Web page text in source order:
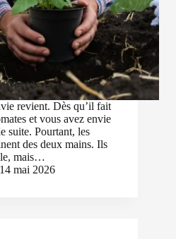
revient. Dès qu’il fait
et vous avez envie
suite. Pourtant, les
des deux mains. Ils
mais…
14 mai 2026